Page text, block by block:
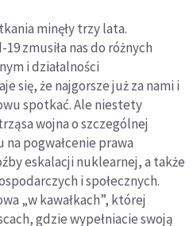
minęły trzy lata.
zmusiła nas do różnych
i działalności
się, że najgorsze już za nami i
spotkać. Ale niestety
wojna o szczególnej
pogwałcenie prawa
eskalacji nuklearnej, a także
i społecznych.
„w kawałkach”, której
gdzie wypełniacie swoją